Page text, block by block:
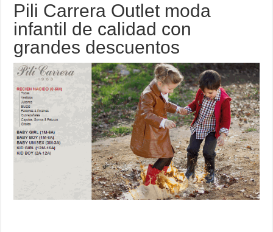
Pili Carrera Outlet moda
infantil de calidad con
grandes descuentos